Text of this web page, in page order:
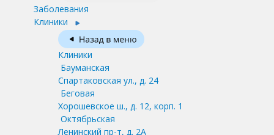
Заболевания
Клиники
Клиники
Бауманская
Спартаковская ул., д. 24
Беговая
Хорошевское ш., д. 12, корп. 1
Октябрьская
Ленинский пр-т, д. 2А